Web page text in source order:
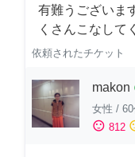
有難うございま
くさんこなして
依頼されたチケット
makon
女性 /
sentiment_satisfied 812